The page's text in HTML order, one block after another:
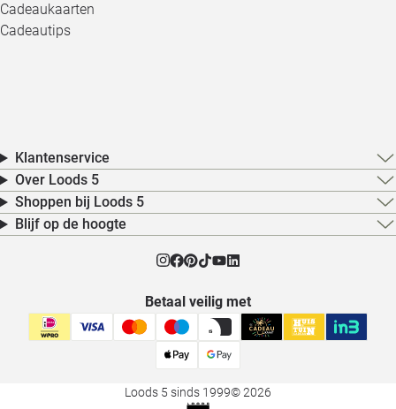
Cadeaukaarten
Cadeautips
Klantenservice
Over Loods 5
Shoppen bij Loods 5
Blijf op de hoogte
Betaal veilig met
Loods 5 sinds 1999© 2026